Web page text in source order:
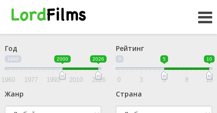
Год
1960 2000 2026
1960 1977 1993 2010 2026
Рейтинг
0 5 10
0 3 5 8 10
Жанр Страна